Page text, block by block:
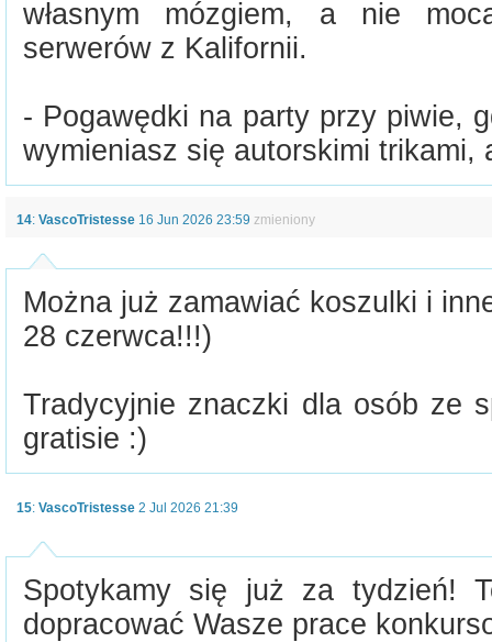
własnym mózgiem, a nie
serwerów z Kalifornii.
- Pogawędki na party przy piwie,
wymieniasz się autorskimi trikami,
14: VascoTristesse 16 Jun 2026 23:59 zmieniony
Można już zamawiać koszulki i
28 czerwca!!!)
Tradycyjnie znaczki dla osób ze
gratisie :)
15: VascoTristesse 2 Jul 2026 21:39
Spotykamy się już za tydzień!
dopracować Wasze prace